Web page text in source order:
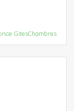
GitesChambres